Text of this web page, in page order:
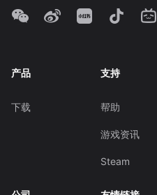
产品
下载
支持
帮助
游戏资讯
Steam